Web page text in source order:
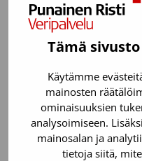
Tämä
Käytämme
mainosten
ominaisuuksien
analysoimiseen.
mainosalan ja
tietoja siitä,
Kesätyöt